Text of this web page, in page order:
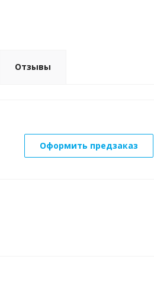
Отзывы
Оформить предзаказ